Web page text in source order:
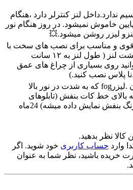
ندارد.داخل لنز کنترلر دارد ‌‌،هنگام
خاموش نمیشود. در روز هنگام نور
لنزو لیزر روشن میشود.💥
قوی و مناسب برای نصب های سخت با
باز کردن توپی پشت لنز ( طول لنز به ۱۲ سانت
روی بسیاری از چراغ های عمق
پلاس نصب کنید.)
چیپ ها cz تایوان ‌‌.لیزرfog که به شدت در نور بالا
بالای خط کات بنفش (تابلوهای
شبرنگ بغل به رنگ بنفش نمایش داده میشه) 24ماه
کالا نظر بدهید.
وارد حساب کاربری خود شوید. اگر
خریده باشید، نظر شما به عنوان